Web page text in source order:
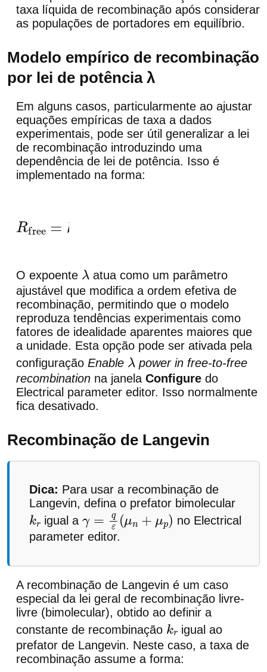
taxa líquida de recombinação após considerar
as populações de portadores em equilíbrio.
Modelo empírico de recombinação
por lei de potência λ
Em alguns casos, particularmente ao ajustar
equações empíricas de taxa a dados
experimentais, pode ser útil generalizar a lei
de recombinação introduzindo uma
dependência de lei de potência. Isso é
implementado na forma:
Rfree k
O expoente λ atua como um parâmetro
ajustável que modifica a ordem efetiva de
recombinação, permitindo que o modelo
reproduza tendências experimentais como
fatores de idealidade aparentes maiores que
a unidade. Esta opção pode ser ativada pela
configuração Enable λ power in free-to-free
recombination na janela Configure do
Electrical parameter editor. Isso normalmente
fica desativado.
Recombinação de Langevin
Dica: Para usar a recombinação de
Langevin, defina o prefator bimolecular
kr igual aγ=q ε(μn+ μp )
no Electrical
parameter editor.
A recombinação de Langevin é um caso
especial da lei geral de recombinação livre-
livre (bimolecular), obtido ao definir a
constante de recombinação kr igual ao
prefator de Langevin. Neste caso, a taxa de
recombinação assume a forma: